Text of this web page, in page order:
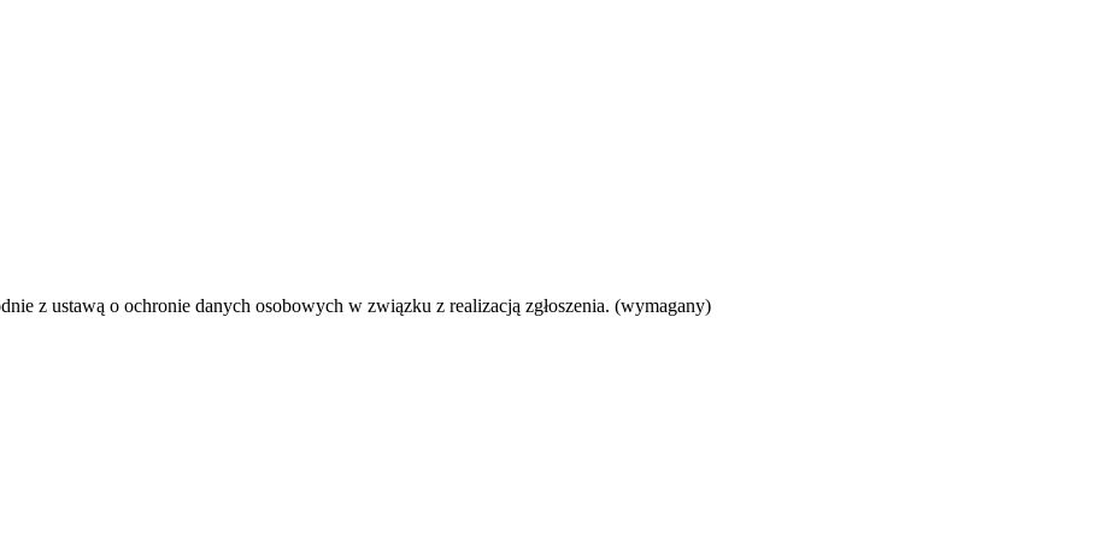
z ustawą o ochronie danych osobowych w związku z realizacją zgłoszenia. (wymagany)